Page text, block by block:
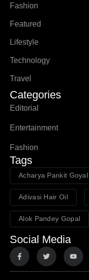
Fashion
Featured
Lifestyle
Technology
Travel
Categories
Editorial
Entertainment
Fashion
Tags
Acharya Pankit Goyal
Adivasi Hair Oil
Alok Pandey Gopal
Social Media